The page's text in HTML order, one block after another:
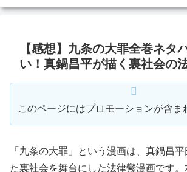
【感想】九条の大罪全巻ネタ
い！真鍋昌平が描く裏社会の
このページにはプロモーションが含ま
「九条の大罪」という漫画は、真鍋昌
た裏社会を舞台にした法律鬱漫画です